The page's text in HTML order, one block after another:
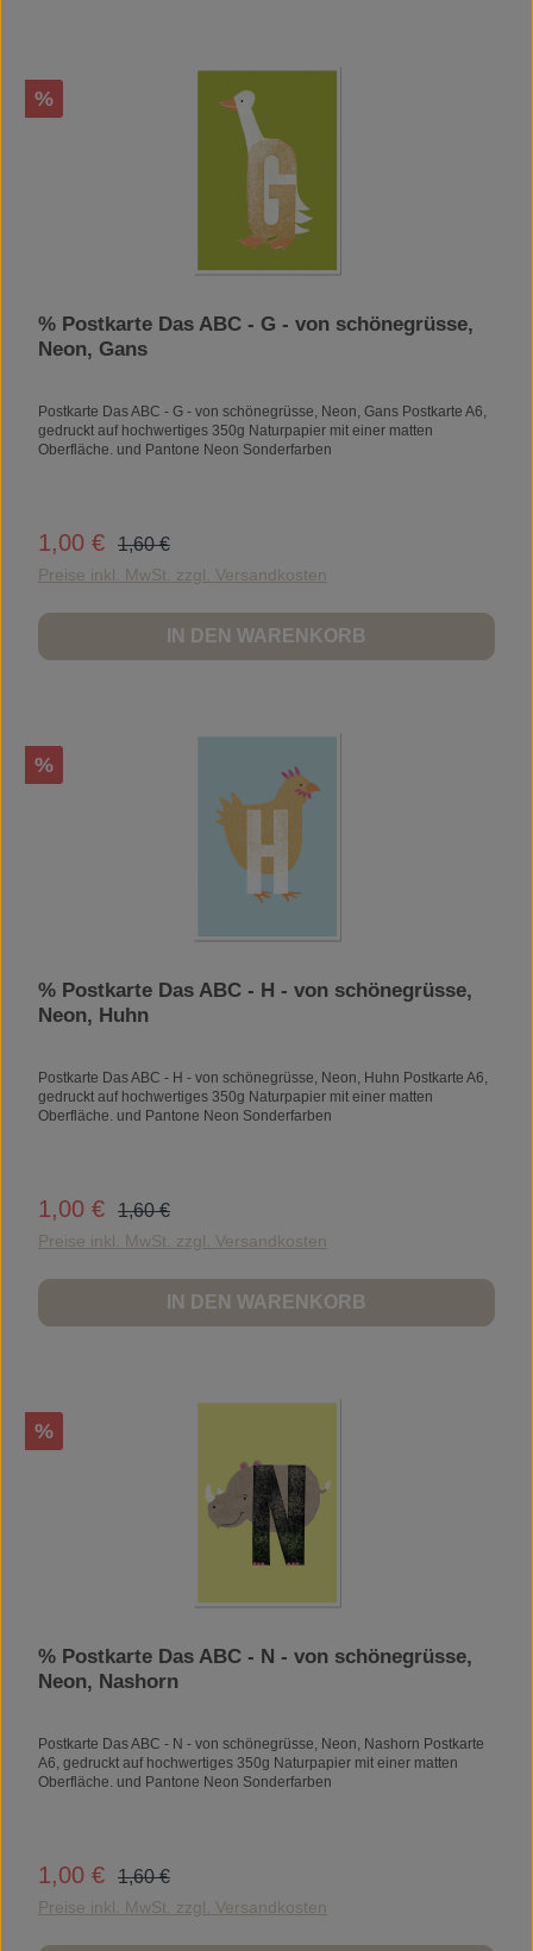
Rabatt
%
% Postkarte Das ABC - G - von schönegrüsse,
Neon, Gans
Postkarte Das ABC - G - von schönegrüsse, Neon, Gans Postkarte A6,
gedruckt auf hochwertiges 350g Naturpapier mit einer matten
Oberfläche. und Pantone Neon Sonderfarben
Verkaufspreis:
1,00 € Regulärer Preis:
1,60 €
Preise inkl. MwSt. zzgl. Versandkosten
IN DEN WARENKORB
Rabatt
%
% Postkarte Das ABC - H - von schönegrüsse,
Neon, Huhn
Postkarte Das ABC - H - von schönegrüsse, Neon, Huhn Postkarte A6,
gedruckt auf hochwertiges 350g Naturpapier mit einer matten
Oberfläche. und Pantone Neon Sonderfarben
Verkaufspreis:
1,00 € Regulärer Preis:
1,60 €
Preise inkl. MwSt. zzgl. Versandkosten
IN DEN WARENKORB
Rabatt
%
% Postkarte Das ABC - N - von schönegrüsse,
Neon, Nashorn
Postkarte Das ABC - N - von schönegrüsse, Neon, Nashorn Postkarte
A6, gedruckt auf hochwertiges 350g Naturpapier mit einer matten
Oberfläche. und Pantone Neon Sonderfarben
Verkaufspreis:
1,00 € Regulärer Preis:
1,60 €
Preise inkl. MwSt. zzgl. Versandkosten